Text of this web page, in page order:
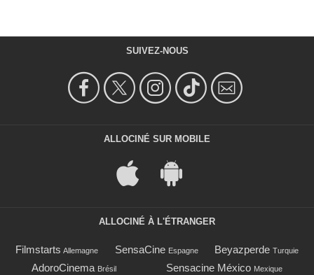
SUIVEZ-NOUS
ALLOCINÉ SUR MOBILE
ALLOCINÉ À L'ÉTRANGER
Filmstarts Allemagne SensaCine Espagne Beyazperde Turquie
AdoroCinema Brésil Sensacine México Mexique